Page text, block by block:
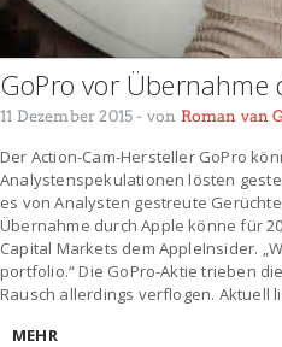
GoPro vor Übernahme
11 Dezember 2015 - von Roman van
Der Action-Cam-Hersteller GoPro
Analystenspekulationen lösten
es von Analysten gestreute
Übernahme durch Apple könne für
Capital Markets dem AppleInsider.
portfolio.“ Die GoPro-Aktie trieben
Rausch allerdings verflogen. Aktuell
MEHR